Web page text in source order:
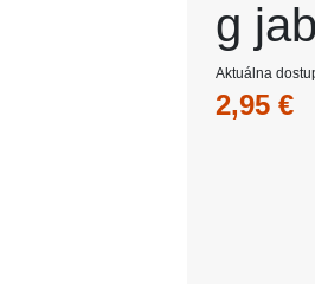
g
Aktuálna
2,95 €